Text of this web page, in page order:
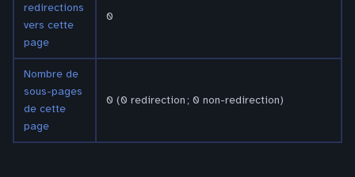
redirections
vers cette
page
0
Nombre de
sous-pages
de cette
page
0 (0 redirection ; 0 non-redirection)